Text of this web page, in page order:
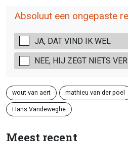
Absoluut een ongepaste
JA, DAT VIND IK WEL
NEE, HIJ ZEGT NIETS
wout van aert mathieu van der poel
Hans Vandeweghe
Meest recent